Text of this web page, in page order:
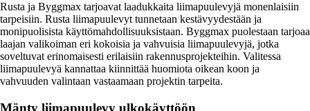
Rusta ja Byggmax tarjoavat laadukkaita liimapuulevyjä monenlaisiin
tarpeisiin. Rusta liimapuulevyt tunnetaan kestävyydestään ja
monipuolisista käyttömahdollisuuksistaan. Byggmax puolestaan tarjoaa
laajan valikoiman eri kokoisia ja vahvuisia liimapuulevyjä, jotka
soveltuvat erinomaisesti erilaisiin rakennusprojekteihin. Valitessa
liimapuulevyä kannattaa kiinnittää huomiota oikean koon ja
vahvuuden valintaan vastaamaan projektin tarpeita.
Mänty liimapuulevy ulkokäyttöön